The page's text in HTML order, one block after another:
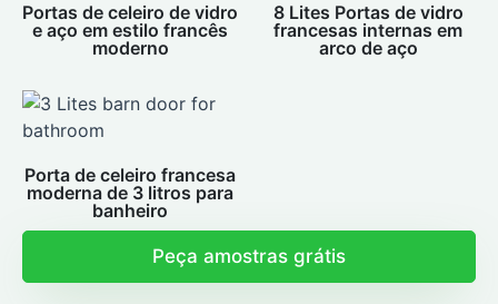
Portas de celeiro de vidro
e aço em estilo francês
moderno
8 Lites Portas de vidro
francesas internas em
arco de aço
Porta de celeiro francesa
moderna de 3 litros para
banheiro
Peça amostras grátis